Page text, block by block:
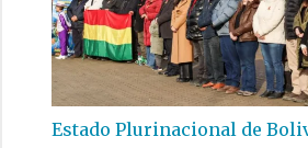
Estado Plurinacional de